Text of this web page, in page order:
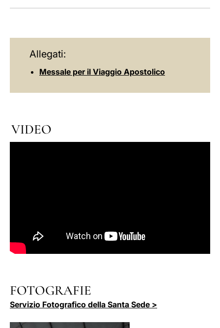
Allegati:
Messale per il Viaggio Apostolico
VIDEO
FOTOGRAFIE
Servizio Fotografico della Santa Sede >